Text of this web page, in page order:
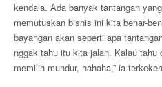
kendala. Ada banyak tantangan
memutuskan bisnis ini kita benar-
bayangan akan seperti apa
nggak tahu itu kita jalan. Kalau
memilih mundur, hahaha,” ia